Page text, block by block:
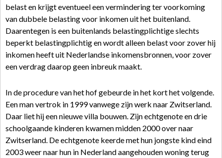
belast en krijgt eventueel een vermindering ter voorkoming
van dubbele belasting voor inkomen uit het buitenland.
Daarentegen is een buitenlands belastingplichtige slechts
beperkt belastingplichtig en wordt alleen belast voor zover hij
inkomen heeft uit Nederlandse inkomensbronnen, voor zover
een verdrag daarop geen inbreuk maakt.
In de procedure van het hof gebeurde in het kort het volgende.
Een man vertrok in 1999 vanwege zijn werk naar Zwitserland.
Daar liet hij een nieuwe villa bouwen. Zijn echtgenote en drie
schoolgaande kinderen kwamen midden 2000 over naar
Zwitserland. De echtgenote keerde met hun jongste kind eind
2003 weer naar hun in Nederland aangehouden woning terug